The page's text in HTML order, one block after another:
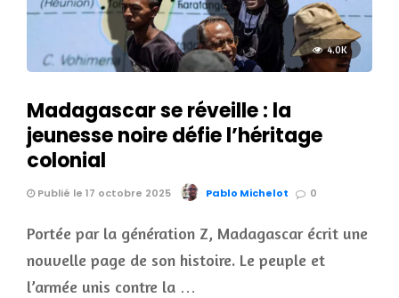
4.0K
Madagascar se réveille : la
jeunesse noire défie l’héritage
colonial
Publié le 17 octobre 2025 Pablo Michelot 0
Portée par la génération Z, Madagascar écrit une
nouvelle page de son histoire. Le peuple et
l’armée unis contre la …